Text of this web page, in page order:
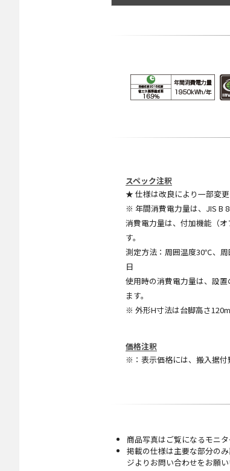
スペック注釈
★ 仕様は改良により一部変更
※ 年間消費電力量は、JIS B
消費電力量は、付加機能（
す。
測定方法：周囲温度30℃、
日
使用時の消費電力量は、設
ます。
※ 外形H寸法は台脚高さ
価格注釈
※：表示価格には、搬入据付
商品写真はご覧になるモニ
掲載の仕様は主要な部分の
ジよりお問い合わせをお願い